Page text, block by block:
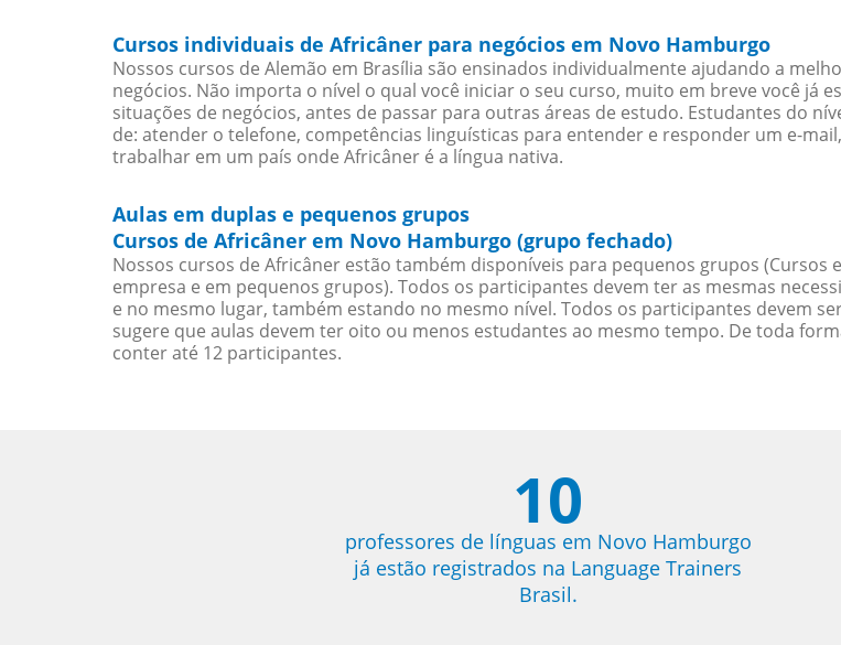
Cursos individuais de Africâner para negócios em Novo Hamburgo
Nossos cursos de Alemão em Brasília são ensinados individualmente ajudando a
negócios. Não importa o nível o qual você iniciar o seu curso, muito em breve você já
situações de negócios, antes de passar para outras áreas de estudo. Estudantes do
de: atender o telefone, competências linguísticas para entender e responder um e-
trabalhar em um país onde Africâner é a língua nativa.
Aulas em duplas e pequenos grupos
Cursos de Africâner em Novo Hamburgo (grupo fechado)
Nossos cursos de Africâner estão também disponíveis para pequenos grupos
empresa e em pequenos grupos). Todos os participantes devem ter as mesmas
e no mesmo lugar, também estando no mesmo nível. Todos os participantes devem
sugere que aulas devem ter oito ou menos estudantes ao mesmo tempo. De toda
conter até 12 participantes.
10
professores de línguas em Novo Hamburgo
já estão registrados na Language Trainers
Brasil.